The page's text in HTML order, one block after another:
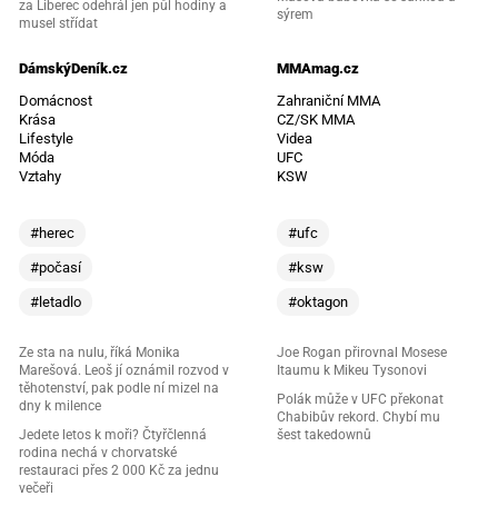
za Liberec odehrál jen půl hodiny a
musel střídat
sýrem
DámskýDeník.cz
Domácnost
Krása
Lifestyle
Móda
Vztahy
#herec
#počasí
#letadlo
Ze sta na nulu, říká Monika
Marešová. Leoš jí oznámil rozvod v
těhotenství, pak podle ní mizel na
dny k milence
Jedete letos k moři? Čtyřčlenná
rodina nechá v chorvatské
restauraci přes 2 000 Kč za jednu
večeři
MMAmag.cz
Zahraniční MMA
CZ/SK MMA
Videa
UFC
KSW
#ufc
#ksw
#oktagon
Joe Rogan přirovnal Mosese
Itaumu k Mikeu Tysonovi
Polák může v UFC překonat
Chabibův rekord. Chybí mu
šest takedownů